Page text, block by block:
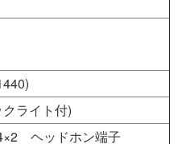
ライト付)
ヘッドホン端子